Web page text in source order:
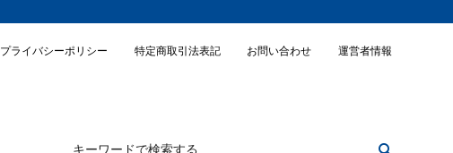
プライバシーポリシー 特定商取引法表記 お問い合わせ 運営者情報